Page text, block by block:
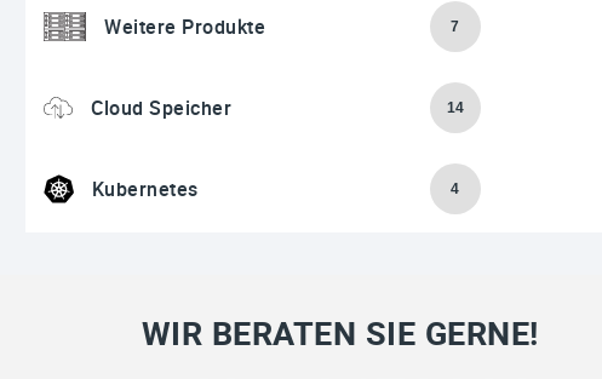
Weitere Produkte 7
Cloud Speicher 14
Kubernetes 4
WIR BERATEN SIE GERNE!